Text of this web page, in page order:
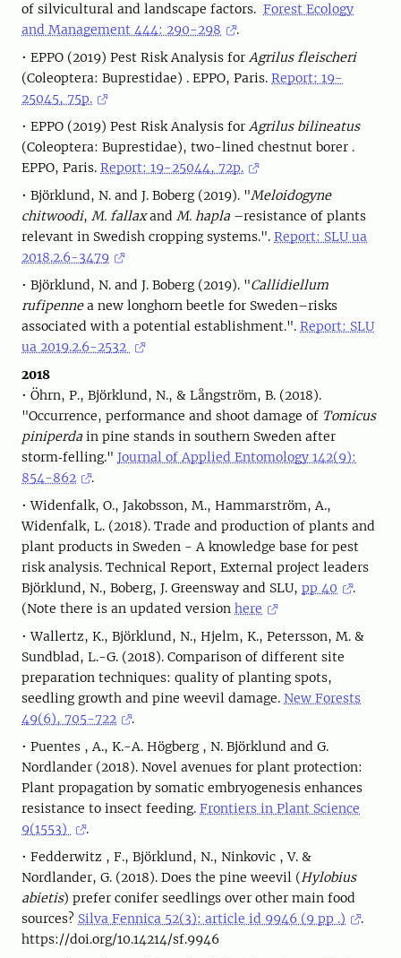
of silvicultural and landscape factors. Forest Ecology
and Management 444: 290-298
.
• EPPO (2019) Pest Risk Analysis for Agrilus fleischeri
(Coleoptera: Buprestidae) . EPPO, Paris. Report: 19-
25045, 75p.
• EPPO (2019) Pest Risk Analysis for Agrilus bilineatus
(Coleoptera: Buprestidae), two-lined chestnut borer .
EPPO, Paris. Report: 19-25044, 72p.
• Björklund, N. and J. Boberg (2019). "Meloidogyne
chitwoodi, M. fallaxand M. hapla –resistance of plants
relevant in Swedish cropping systems.". Report: SLU ua
2018.2.6-3479
• Björklund, N. and J. Boberg (2019). "Callidiellum
rufipennea new longhorn beetle for Sweden–risks
associated with a potential establishment.". Report: SLU
ua 2019.2.6-2532
2018
• Öhrn, P., Björklund, N., & Långström, B. (2018).
"Occurrence, performance and shoot damage of Tomicus
piniperda in pine stands in southern Sweden after
storm‐felling." Journal of Applied Entomology 142(9):
854-862
.
• Widenfalk, O., Jakobsson, M., Hammarström, A.,
Widenfalk, L. (2018). Trade and production of plants and
plant products in Sweden - A knowledge base for pest
risk analysis. Technical Report, External project leaders
Björklund, N., Boberg, J. Greensway and SLU, pp 40
.
(Note there is an updated version here
• Wallertz, K., Björklund, N., Hjelm, K., Petersson, M. &
Sundblad, L.-G. (2018). Comparison of different site
preparation techniques: quality of planting spots,
seedling growth and pine weevil damage. New Forests
49(6), 705-722
.
• Puentes , A., K.-A. Högberg , N. Björklund and G.
Nordlander (2018). Novel avenues for plant protection:
Plant propagation by somatic embryogenesis enhances
resistance to insect feeding. Frontiers in Plant Science
9(1553)
.
• Fedderwitz , F., Björklund, N., Ninkovic , V. &
Nordlander, G. (2018). Does the pine weevil (Hylobius
abietis) prefer conifer seedlings over other main food
sources? Silva Fennica 52(3): article id 9946 (9 pp .)
.
https://doi.org/10.14214/sf.9946